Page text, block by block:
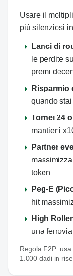
Usare il
più silenziosi
arrow_right Lanci di
le perdite
premi
arrow_right Risparmio
quando
arrow_right Tornei 24
mantieni
arrow_right Partner
token
arrow_right Peg-E
hit
arrow_right High
una
Regola F2P:
1.000 dadi in